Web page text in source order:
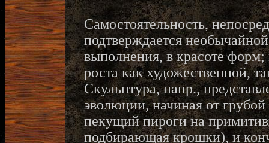
Самостоятельность,
подтверждается
выполнения, в красоте
роста как художественной,
Скульптура, напр.,
эволюции, начиная от
пекущий пироги на
подбирающая крошки), и